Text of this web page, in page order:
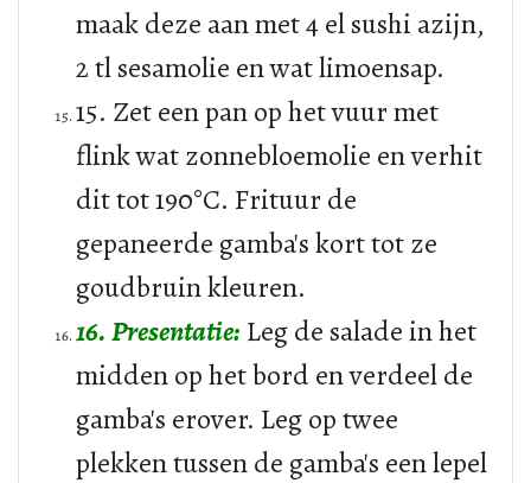
maak deze aan met 4 el sushi azijn,
2 tl sesamolie en wat limoensap.
15. Zet een pan op het vuur met
flink wat zonnebloemolie en verhit
dit tot 190°C. Frituur de
gepaneerde gamba's kort tot ze
goudbruin kleuren.
16. Presentatie: Leg de salade in het
midden op het bord en verdeel de
gamba's erover. Leg op twee
plekken tussen de gamba's een lepel